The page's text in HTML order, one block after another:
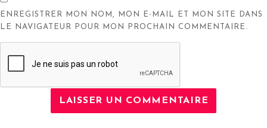
ENREGISTRER MON NOM, MON E-MAIL ET MON SITE DANS
LE NAVIGATEUR POUR MON PROCHAIN COMMENTAIRE.